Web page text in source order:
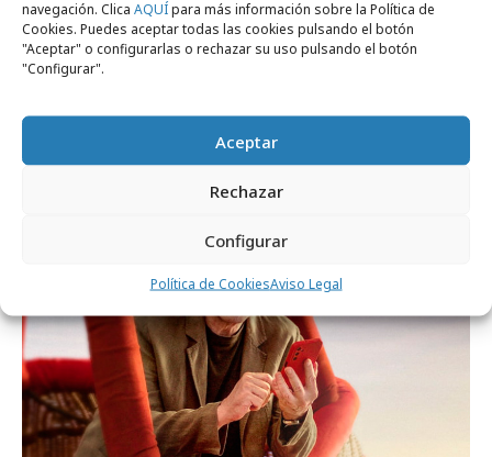
navegación. Clica AQUÍpara más información sobre la Política de
Cookies. Puedes aceptar todas las cookies pulsando el botón
"Aceptar" o configurarlas o rechazar su uso pulsando el botón
"Configurar".
Aceptar
Rechazar
Configurar
Política de CookiesAviso Legal
jueves, 8 de enero 2026
Vodafone y Alexia Putellas se "cargan" las
reglas de la telefonía